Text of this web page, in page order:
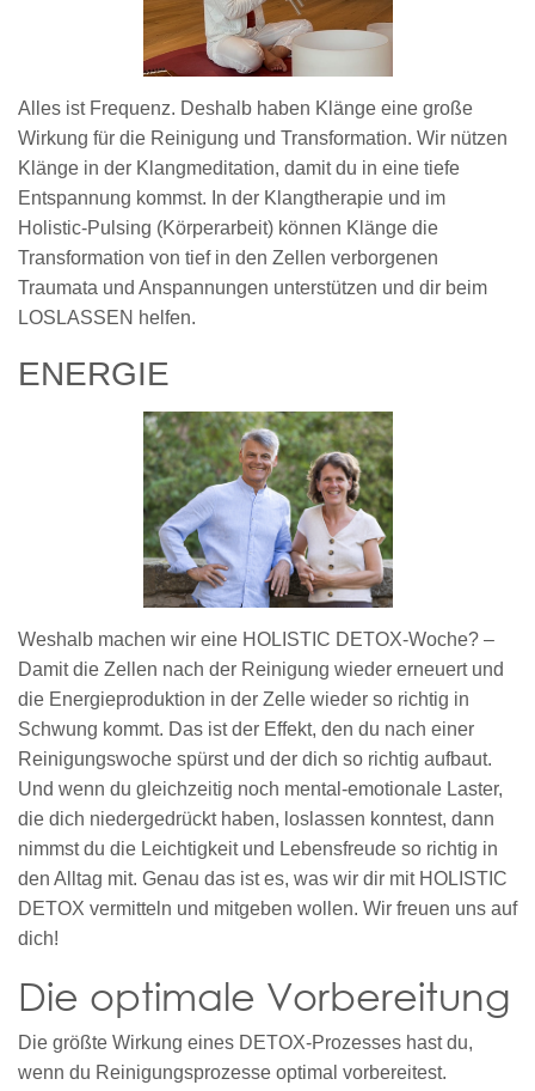
Alles ist Frequenz. Deshalb haben Klänge eine große
Wirkung für die Reinigung und Transformation. Wir nützen
Klänge in der Klangmeditation, damit du in eine tiefe
Entspannung kommst. In der Klangtherapie und im
Holistic-Pulsing (Körperarbeit) können Klänge die
Transformation von tief in den Zellen verborgenen
Traumata und Anspannungen unterstützen und dir beim
LOSLASSEN helfen.
ENERGIE
Weshalb machen wir eine HOLISTIC DETOX-Woche? –
Damit die Zellen nach der Reinigung wieder erneuert und
die Energieproduktion in der Zelle wieder so richtig in
Schwung kommt. Das ist der Effekt, den du nach einer
Reinigungswoche spürst und der dich so richtig aufbaut.
Und wenn du gleichzeitig noch mental-emotionale Laster,
die dich niedergedrückt haben, loslassen konntest, dann
nimmst du die Leichtigkeit und Lebensfreude so richtig in
den Alltag mit. Genau das ist es, was wir dir mit HOLISTIC
DETOX vermitteln und mitgeben wollen. Wir freuen uns auf
dich!
Die optimale Vorbereitung
Die größte Wirkung eines DETOX-Prozesses hast du,
wenn du Reinigungsprozesse optimal vorbereitest.